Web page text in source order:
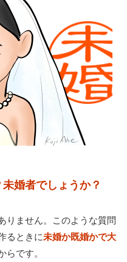
婚者でしょうか？
りません。このような質問
るときに未婚か既婚かで大
らです。